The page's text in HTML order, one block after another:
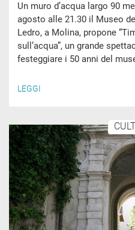
Un muro d’acqua largo 90
agosto alle 21.30 il Museo
Ledro, a Molina, propone
sull’acqua”, un grande
festeggiare i 50 anni del
LEGGI